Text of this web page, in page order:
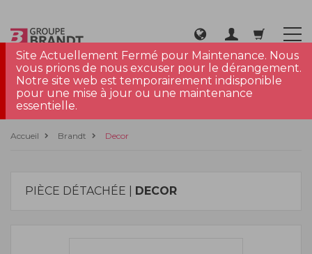
Site Actuellement Fermé pour Maintenance. Nous
vous prions de nous excuser pour le dérangement.
Notre site web est temporairement indisponible
pour une mise à jour ou une maintenance
essentielle.
Accueil Brandt Decor
PIÈCE DÉTACHÉE | DECOR